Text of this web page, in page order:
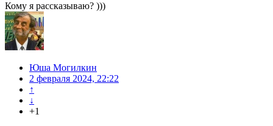
Кому я рассказываю? )))
Юша Могилкин
2 февраля 2024, 22:22
↑
↓
+1